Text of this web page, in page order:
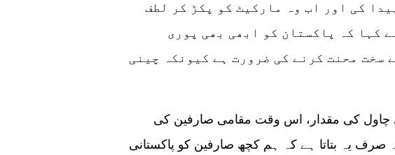
کی اور اب وہ مارکیٹ کو پکڑ کر لطف
کہا کہ پاکستان کو ابھی بھی پوری
سخت محنت کرنے کی ضرورت ہے کیونکہ چینی
صرف یہ بتاتا ہے کہ ہم کچھ صارفین کو پاکستانی